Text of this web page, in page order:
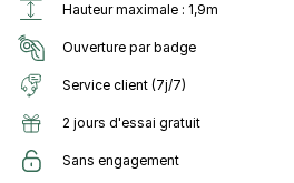
Hauteur maximale : 1,9m
Ouverture par badge
Service client (7j/7)
2 jours d'essai gratuit
Sans engagement